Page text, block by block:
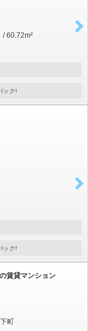
60.72m²
ック!
ック!
賃貸マンション
町